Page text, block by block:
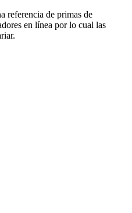
referencia de primas de
en línea por lo cual las